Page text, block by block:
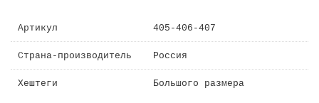
Артикул 405-406-407
Страна-производитель Россия
Хештеги Большого размера